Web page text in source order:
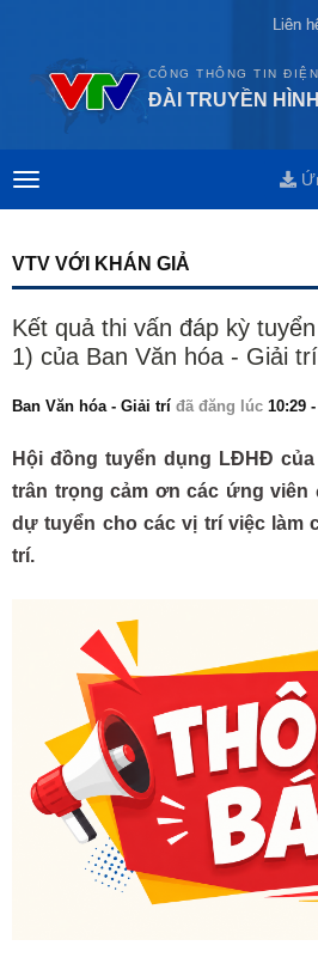
Liên
Liên
CỔNG THÔNG TIN
ĐÀI TRUYỀN
VTV VỚI KHÁN GIẢ
Kết quả thi vấn đáp kỳ
1) của Ban Văn hóa - Giải
Ban Văn hóa - Giải trí đã đăng lúc 10:29
Hội đồng tuyển dụng LĐHĐ
trân trọng cảm ơn các ứng
dự tuyển cho các vị trí việc làm
trí.